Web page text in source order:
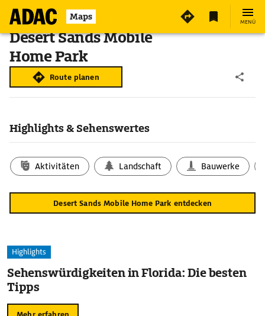
Maps MENÜ
Desert Sands Mobile
Home Park
Route planen
Highlights & Sehenswertes
Aktivitäten Landschaft Bauwerke
Desert Sands Mobile Home Park entdecken
Highlights
Sehenswürdigkeiten in Florida: Die besten
Tipps